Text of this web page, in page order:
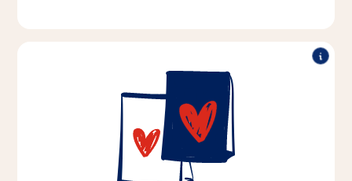
90% se može reciklirati
U našim proizvodnim pogonima u Bremenu i Donjoj
Saskoj već koristimo više od 90% ambalaže koja se
može reciklirati. Do 2025. ciljamo na ambalažu koja
se može 100% reciklirati za proizvode proizvedene u